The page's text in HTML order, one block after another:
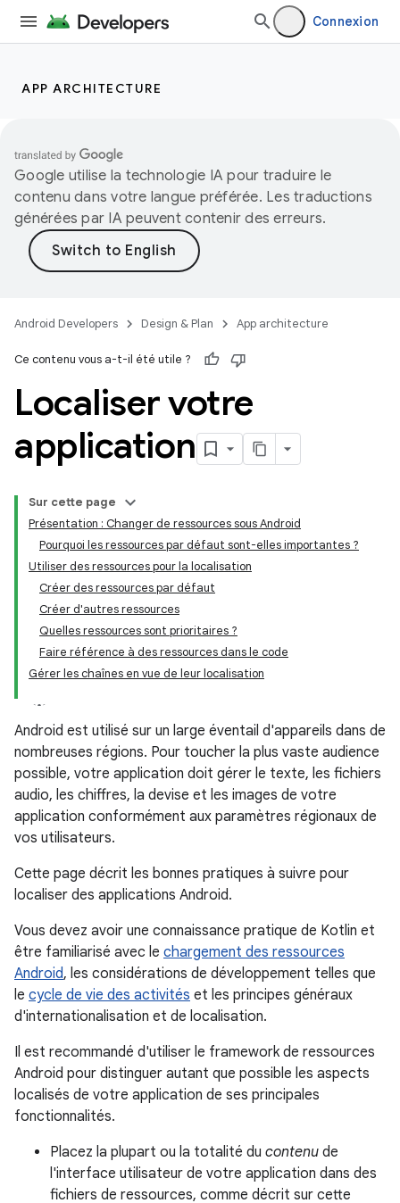
Connexion
APP ARCHITECTURE
Google utilise la technologie IA pour traduire le
contenu dans votre langue préférée. Les traductions
générées par IA peuvent contenir des erreurs.
Android Developers Design & Plan App architecture
Ce contenu vous a-t-il été utile ?
Localiser votre
application
Sur cette page
Présentation : Changer de ressources sous Android
Pourquoi les ressources par défaut sont-elles importantes ?
Utiliser des ressources pour la localisation
Créer des ressources par défaut
Créer d'autres ressources
Quelles ressources sont prioritaires ?
Faire référence à des ressources dans le code
Gérer les chaînes en vue de leur localisation
Android est utilisé sur un large éventail d'appareils dans de
nombreuses régions. Pour toucher la plus vaste audience
possible, votre application doit gérer le texte, les fichiers
audio, les chiffres, la devise et les images de votre
application conformément aux paramètres régionaux de
vos utilisateurs.
Cette page décrit les bonnes pratiques à suivre pour
localiser des applications Android.
Vous devez avoir une connaissance pratique de Kotlin et
être familiarisé avec le chargement des ressources
Android, les considérations de développement telles que
le cycle de vie des activités et les principes généraux
d'internationalisation et de localisation.
Il est recommandé d'utiliser le framework de ressources
Android pour distinguer autant que possible les aspects
localisés de votre application de ses principales
fonctionnalités.
Placez la plupart ou la totalité du contenu de
l'interface utilisateur de votre application dans des
fichiers de ressources, comme décrit sur cette